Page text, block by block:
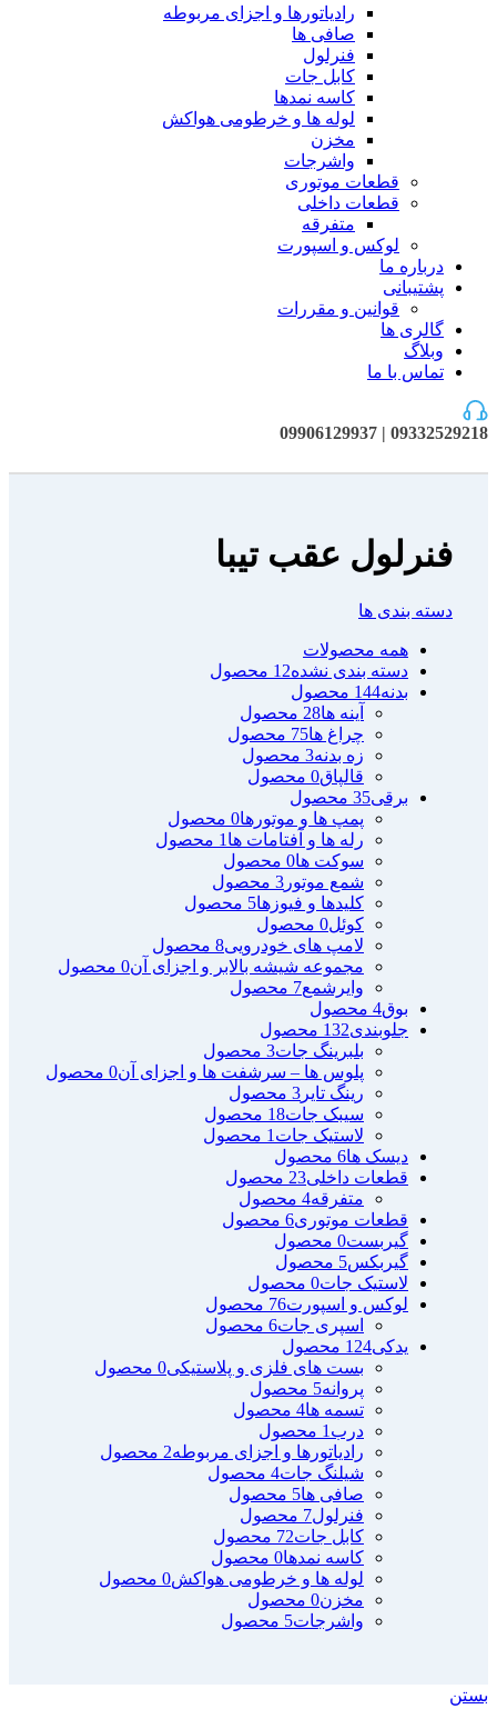
رادیاتورها و اجزای مربوطه
صافی ها
فنرلول
کابل جات
کاسه نمدها
لوله ها و خرطومی هواکش
مخزن
واشرجات
قطعات موتوری
قطعات داخلی
متفرقه
لوکس و اسپورت
درباره ما
پشتیبانی
قوانین و مقررات
گالری ها
وبلاگ
تماس با ما
09332529218 | 09906129937
فنرلول عقب تیبا
دسته بندی ها
همه محصولات
دسته بندی نشده12 محصول
بدنه144 محصول
آینه ها28 محصول
چراغ ها75 محصول
زه بدنه3 محصول
قالپاق0 محصول
برقی35 محصول
پمپ ها و موتورها0 محصول
رله ها و آفتامات ها 1 محصول
سوکت ها0 محصول
شمع موتور 3 محصول
کلیدها و فیوزها5 محصول
کوئل0 محصول
لامپ های خودرویی8 محصول
مجموعه شیشه بالابر و اجزای آن0 محصول
وایرشمع7 محصول
بوق4 محصول
جلوبندی132 محصول
بلبرینگ جات3 محصول
پلوس ها – سرشفت ها و اجزای آن0 محصول
رینگ تایر 3 محصول
سیبک جات18 محصول
لاستیک جات 1 محصول
دیسک ها6 محصول
قطعات داخلی23 محصول
متفرقه4 محصول
قطعات موتوری6 محصول
گیربست0 محصول
گیربکس5 محصول
لاستیک جات0 محصول
لوکس و اسپورت76 محصول
اسپری جات6 محصول
یدکی124 محصول
بست های فلزی و پلاستیکی0 محصول
پروانه5 محصول
تسمه ها4 محصول
درب 1 محصول
رادیاتورها و اجزای مربوطه2 محصول
شیلنگ جات4 محصول
صافی ها5 محصول
فنرلول7 محصول
کابل جات72 محصول
کاسه نمدها0 محصول
لوله ها و خرطومی هواکش0 محصول
مخزن0 محصول
واشرجات5 محصول
بستن